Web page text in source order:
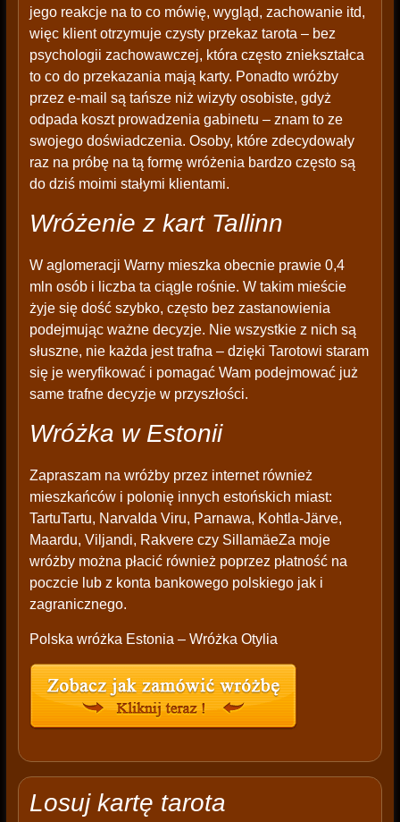
jego reakcje na to co mówię, wygląd, zachowanie itd,
więc klient otrzymuje czysty przekaz tarota – bez
psychologii zachowawczej, która często zniekształca
to co do przekazania mają karty. Ponadto wróżby
przez e-mail są tańsze niż wizyty osobiste, gdyż
odpada koszt prowadzenia gabinetu – znam to ze
swojego doświadczenia. Osoby, które zdecydowały
raz na próbę na tą formę wróżenia bardzo często są
do dziś moimi stałymi klientami.
Wróżenie z kart Tallinn
W aglomeracji Warny mieszka obecnie prawie 0,4
mln osób i liczba ta ciągle rośnie. W takim mieście
żyje się dość szybko, często bez zastanowienia
podejmując ważne decyzje. Nie wszystkie z nich są
słuszne, nie każda jest trafna – dzięki Tarotowi staram
się je weryfikować i pomagać Wam podejmować już
same trafne decyzje w przyszłości.
Wróżka w Estonii
Zapraszam na wróżby przez internet również
mieszkańców i polonię innych estońskich miast:
TartuTartu, NarvaIda Viru, Parnawa, Kohtla-Järve,
Maardu, Viljandi, Rakvere czy SillamäeZa moje
wróżby można płacić również poprzez płatność na
poczcie lub z konta bankowego polskiego jak i
zagranicznego.
Polska wróżka Estonia – Wróżka Otylia
Losuj kartę tarota